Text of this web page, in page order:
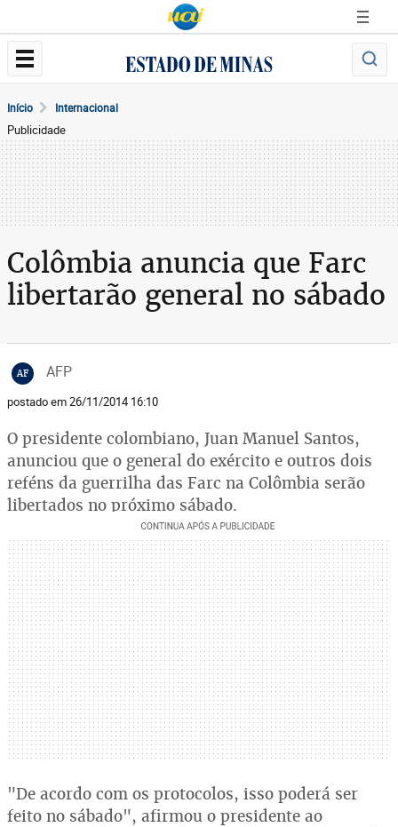
Início Internacional
Publicidade
Colômbia anuncia que Farc
libertarão general no sábado
AF AFP
postado em 26/11/2014 16:10
O presidente colombiano, Juan Manuel Santos,
anunciou que o general do exército e outros dois
reféns da guerrilha das Farc na Colômbia serão
libertados no próximo sábado.
"De acordo com os protocolos, isso poderá ser
feito no sábado", afirmou o presidente ao